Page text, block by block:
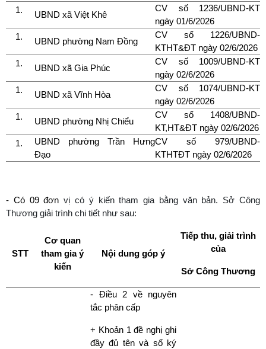
UBND xã Việt Khê
CV số 1236/UBND-KT
ngày 01/6/2026
UBND phường Nam Đồng
CV số 1226/UBND-
KTHT&ĐT ngày 02/6/2026
UBND xã Gia Phúc
CV số 1009/UBND-KT
ngày 02/6/2026
UBND xã Vĩnh Hòa
CV số 1074/UBND-KT
ngày 02/6/2026
UBND phường Nhị Chiểu
CV số 1408/UBND-
KT,HT&ĐT ngày 02/6/2026
UBND phường Trần Hưng
Đạo
CV số 979/UBND-
KTHTĐT ngày 02/6/2026
- Có 09 đơn vị có ý kiến tham gia bằng văn bản. Sở Công
Thương giải trình chi tiết như sau:
STT
Cơ quan
tham gia ý
kiến
Nội dung góp ý
Tiếp thu, giải trình
của
Sở Công Thương
- Điều 2 về nguyên
tắc phân cấp
+ Khoản 1 đề nghị ghi
đầy đủ tên và số ký